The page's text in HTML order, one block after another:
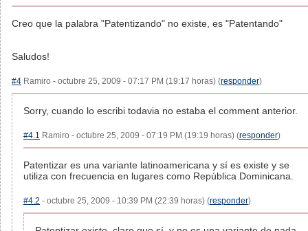
Creo que la palabra "Patentizando" no existe, es "Patentando"
Saludos!
#4 Ramiro - octubre 25, 2009 - 07:17 PM (19:17 horas) (responder)
Sorry, cuando lo escribi todavia no estaba el comment anterior.
#4.1 Ramiro - octubre 25, 2009 - 07:19 PM (19:19 horas) (responder)
Patentizar es una variante latinoamericana y sí es existe y se
utiliza con frecuencia en lugares como República Dominicana.
#4.2 - octubre 25, 2009 - 10:39 PM (22:39 horas) (responder)